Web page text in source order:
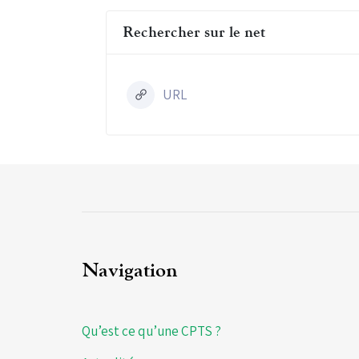
Rechercher sur le net
URL
Navigation
Qu’est ce qu’une CPTS ?